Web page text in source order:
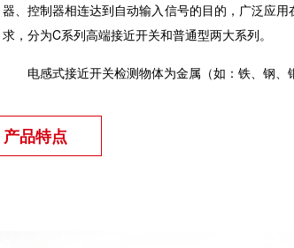
器、控制器相连达到自动输入信号的目的，广泛应
求，分为C系列高端接近开关和普通型两大系列。
电感式接近开关检测物体为金属（如：铁、钢、
产品特点